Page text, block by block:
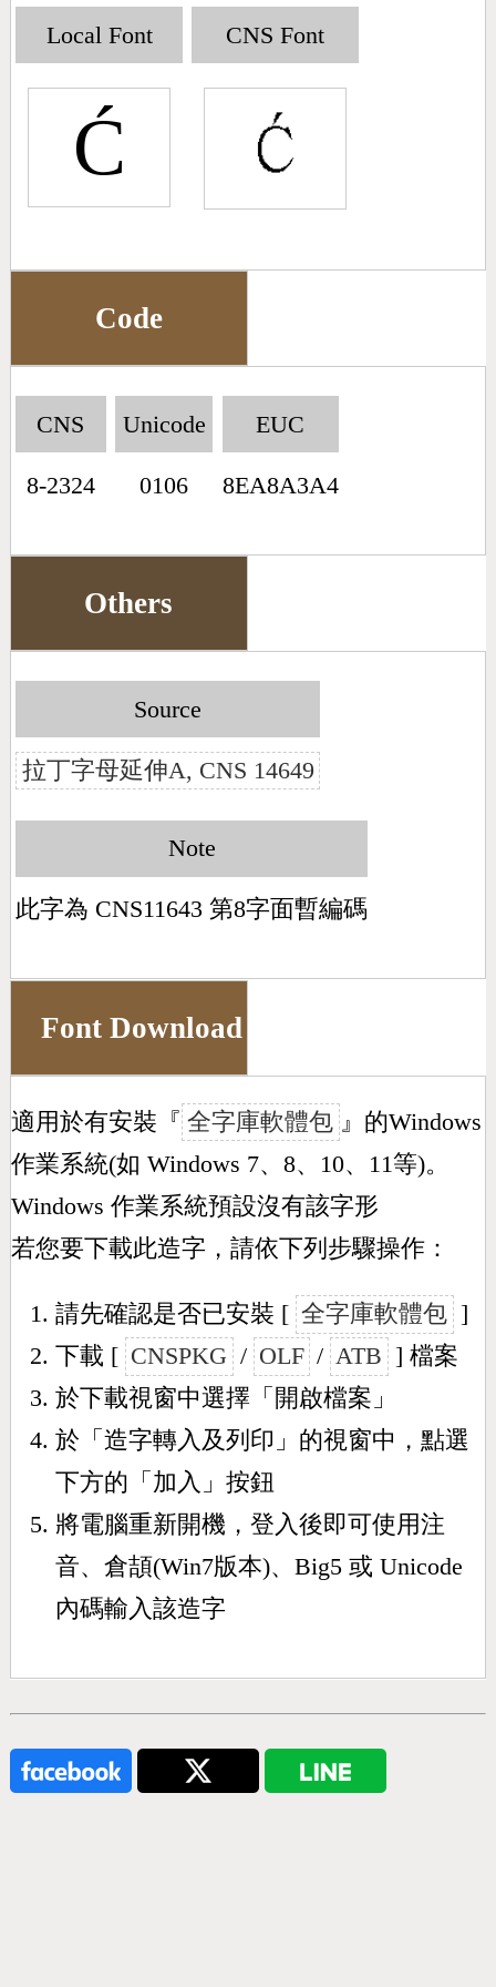
Big5 Query Pinyin Query
Symbol Index
Pinyin Word Index
Local Font
Ć
CNS Font
Code
CNS
8-2324
Unicode
0106
EUC
8EA8A3A4
Others
Source
拉丁字母延伸A, CNS 14649
Note
此字為 CNS11643 第8字面暫編碼
Font Download
適用於有安裝『 全字庫軟體包 』的Windows
作業系統(如 Windows 7、8、10、11等)。
Windows 作業系統預設沒有該字形
若您要下載此造字，請依下列步驟操作：
請先確認是否已安裝 [ 全字庫軟體包 ]
下載 [ CNSPKG / OLF / ATB ] 檔案
於下載視窗中選擇「開啟檔案」
於「造字轉入及列印」的視窗中，點選
下方的「加入」按鈕
將電腦重新開機，登入後即可使用注
音、倉頡(Win7版本)、Big5 或 Unicode
內碼輸入該造字